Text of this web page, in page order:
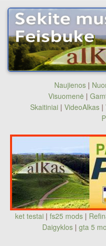
Naujienos|
Visuomenė |
Skaitiniai | VideoAlkas |
ket testai | fs25 mods|
Daigyklos| gta 5